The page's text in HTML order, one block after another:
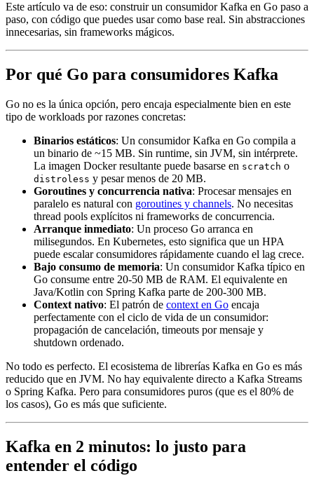
Este artículo va de eso: construir un consumidor Kafka en Go paso a
paso, con código que puedes usar como base real. Sin abstracciones
innecesarias, sin frameworks mágicos.
Por qué Go para consumidores Kafka
Go no es la única opción, pero encaja especialmente bien en este
tipo de workloads por razones concretas:
Binarios estáticos: Un consumidor Kafka en Go compila a
un binario de ~15 MB. Sin runtime, sin JVM, sin intérprete.
La imagen Docker resultante puede basarse en scratch o
distroless y pesar menos de 20 MB.
Goroutines y concurrencia nativa: Procesar mensajes en
paralelo es natural con goroutines y channels. No necesitas
thread pools explícitos ni frameworks de concurrencia.
Arranque inmediato: Un proceso Go arranca en
milisegundos. En Kubernetes, esto significa que un HPA
puede escalar consumidores rápidamente cuando el lag crece.
Bajo consumo de memoria: Un consumidor Kafka típico en
Go consume entre 20-50 MB de RAM. El equivalente en
Java/Kotlin con Spring Kafka parte de 200-300 MB.
Context nativo: El patrón de context en Go encaja
perfectamente con el ciclo de vida de un consumidor:
propagación de cancelación, timeouts por mensaje y
shutdown ordenado.
No todo es perfecto. El ecosistema de librerías Kafka en Go es más
reducido que en JVM. No hay equivalente directo a Kafka Streams
o Spring Kafka. Pero para consumidores puros (que es el 80% de
los casos), Go es más que suficiente.
Kafka en 2 minutos: lo justo para
entender el código